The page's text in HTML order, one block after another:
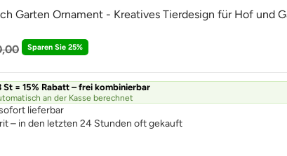
Garten Ornament - Kreatives Tierdesign für Hof und
Preis
Sparen Sie 25%
St = 15% Rabatt – frei kombinierbar
an der Kasse berechnet
lieferbar
– in den letzten 24 Stunden oft gekauft